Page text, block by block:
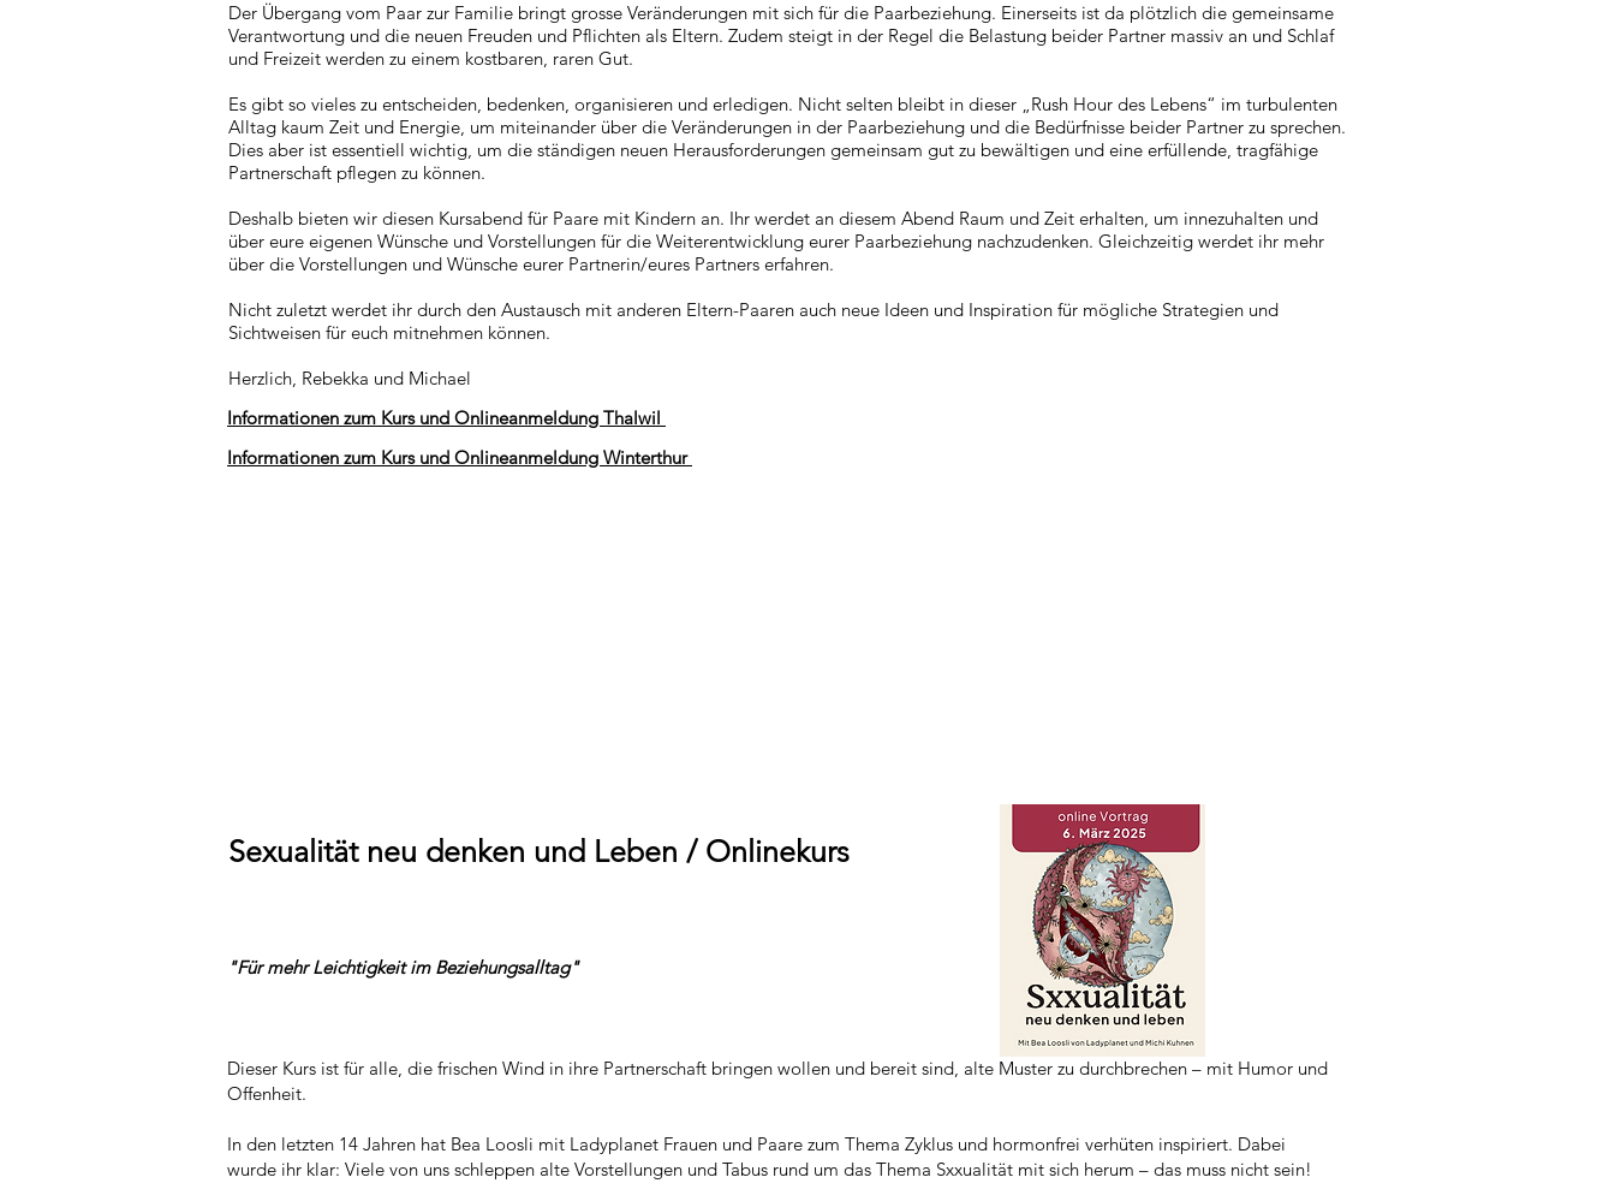
Der Übergang vom Paar zur Familie bringt grosse Veränderungen mit sich für die Paarbeziehung. Einerseits ist da plötzlich die gemeinsame
Verantwortung und die neuen Freuden und Pflichten als Eltern. Zudem steigt in der Regel die Belastung beider Partner massiv an und Schlaf
und Freizeit werden zu einem kostbaren, raren Gut.
Es gibt so vieles zu entscheiden, bedenken, organisieren und erledigen. Nicht selten bleibt in dieser „Rush Hour des Lebens“ im turbulenten
Alltag kaum Zeit und Energie, um miteinander über die Veränderungen in der Paarbeziehung und die Bedürfnisse beider Partner zu sprechen.
Dies aber ist essentiell wichtig, um die ständigen neuen Herausforderungen gemeinsam gut zu bewältigen und eine erfüllende, tragfähige
Partnerschaft pflegen zu können.
Deshalb bieten wir diesen Kursabend für Paare mit Kindern an. Ihr werdet an diesem Abend Raum und Zeit erhalten, um innezuhalten und
über eure eigenen Wünsche und Vorstellungen für die Weiterentwicklung eurer Paarbeziehung nachzudenken. Gleichzeitig werdet ihr mehr
über die Vorstellungen und Wünsche eurer Partnerin/eures Partners erfahren.
Nicht zuletzt werdet ihr durch den Austausch mit anderen Eltern-Paaren auch neue Ideen und Inspiration für mögliche Strategien und
Sichtweisen für euch mitnehmen können.
Herzlich, Rebekka und Michael
Informationen zum Kurs und Onlineanmeldung Thalwil
Informationen zum Kurs und Onlineanmeldung Winterthur
Sexualität neu denken und Leben / Onlinekurs
"Für mehr Leichtigkeit im Beziehungsalltag"
Dieser Kurs ist für alle, die frischen Wind in ihre Partnerschaft bringen wollen und bereit sind, alte Muster zu durchbrechen – mit Humor und
Offenheit.
In den letzten 14 Jahren hat Bea Loosli mit Ladyplanet Frauen und Paare zum Thema Zyklus und hormonfrei verhüten inspiriert. Dabei
wurde ihr klar: Viele von uns schleppen alte Vorstellungen und Tabus rund um das Thema Sxxualität mit sich herum – das muss nicht sein!